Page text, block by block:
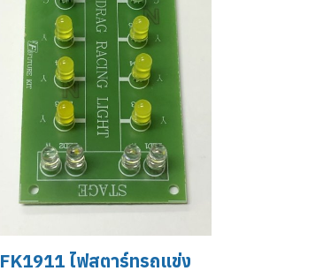
FK1911 ไฟสตาร์ทรถแข่ง